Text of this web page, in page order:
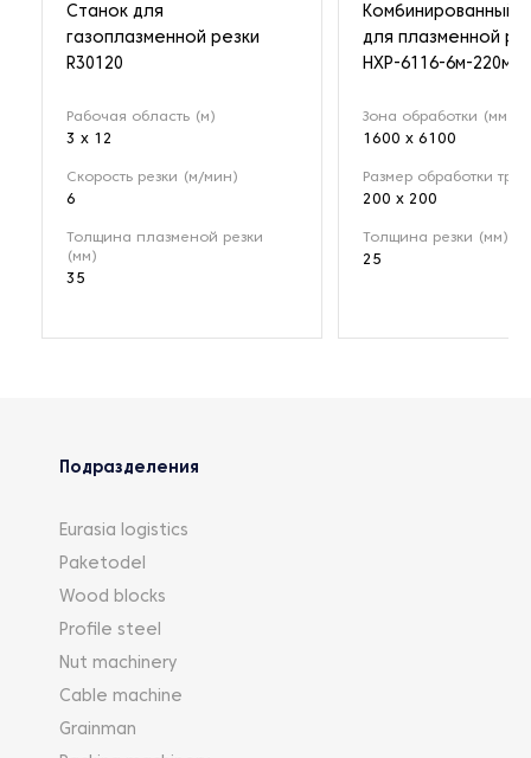
Станок для
газоплазменной резки
R30120
Рабочая область (м)
3 x 12
Скорость резки (м/мин)
6
Толщина плазменой резки
(мм)
35
Комбинированный
для плазменной
HXP-6116-6м-220мм
Зона обработки (мм)
1600 x 6100
Размер обработки
200 x 200
Толщина резки (мм)
25
Подразделения
Eurasia logistics
Paketodel
Wood blocks
Profile steel
Nut machinery
Cable machine
Grainman